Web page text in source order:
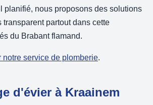
planifié, nous proposons des solutions
transparent partout dans cette
du Brabant flamand.
notre service de plomberie.
d'évier à Kraainem